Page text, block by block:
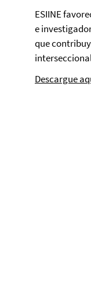
ESIINE
e
que
Descargue